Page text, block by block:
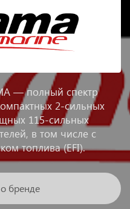
— полный спектр
2-сильных
115-сильных
в том числе с
топлива (EFI).
бренде